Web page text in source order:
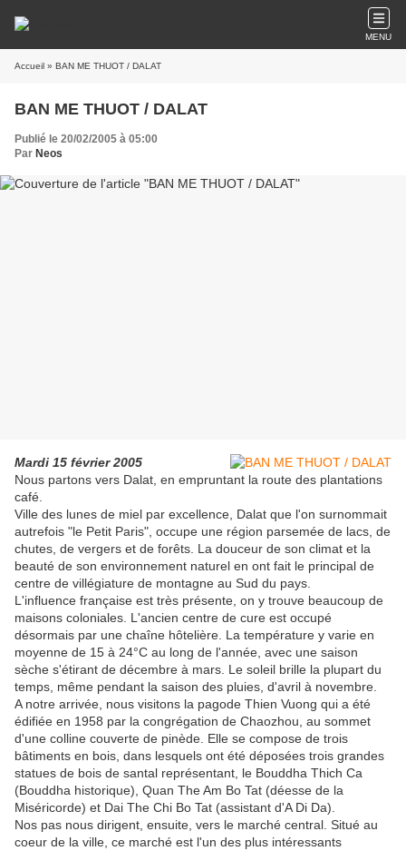
MENU
Accueil » BAN ME THUOT / DALAT
BAN ME THUOT / DALAT
Publié le 20/02/2005 à 05:00
Par Neos
Mardi 15 février 2005
Nous partons vers Dalat, en empruntant la route des plantations
café.
Ville des lunes de miel par excellence, Dalat que l'on surnommait
autrefois "le Petit Paris", occupe une région parsemée de lacs, de
chutes, de vergers et de forêts. La douceur de son climat et la
beauté de son environnement naturel en ont fait le principal de
centre de villégiature de montagne au Sud du pays.
L'influence française est très présente, on y trouve beaucoup de
maisons coloniales. L'ancien centre de cure est occupé
désormais par une chaîne hôtelière. La température y varie en
moyenne de 15 à 24°C au long de l'année, avec une saison
sèche s'étirant de décembre à mars. Le soleil brille la plupart du
temps, même pendant la saison des pluies, d'avril à novembre.
A notre arrivée, nous visitons la pagode Thien Vuong qui a été
édifiée en 1958 par la congréga­tion de Chaozhou, au sommet
d'une colline couverte de pinède. Elle se compose de trois
bâtiments en bois, dans lesquels ont été déposées trois grandes
statues de bois de santal repré­sentant, le Bouddha Thich Ca
(Bouddha historique), Quan The Am Bo Tat (déesse de la
Miséricorde) et Dai The Chi Bo Tat (assistant d'A Di Da).
Nos pas nous dirigent, ensuite, vers le marché central. Situé au
coeur de la ville, ce marché est l'un des plus intéressants